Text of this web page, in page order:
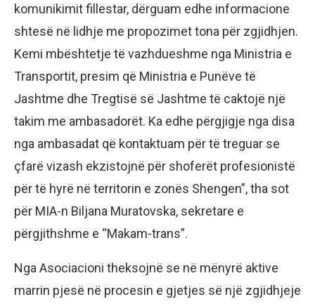
komunikimit fillestar, dërguam edhe informacione
shtesë në lidhje me propozimet tona për zgjidhjen.
Kemi mbështetje të vazhdueshme nga Ministria e
Transportit, presim që Ministria e Punëve të
Jashtme dhe Tregtisë së Jashtme të caktojë një
takim me ambasadorët. Ka edhe përgjigje nga disa
nga ambasadat që kontaktuam për të treguar se
çfarë vizash ekzistojnë për shoferët profesionistë
për të hyrë në territorin e zonës Shengen”, tha sot
për MIA-n Biljana Muratovska, sekretare e
përgjithshme e “Makam-trans”.
Nga Asociacioni theksojnë se në mënyrë aktive
marrin pjesë në procesin e gjetjes së një zgjidhjeje